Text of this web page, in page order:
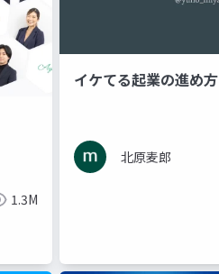
1.3M
イケてる起業の進め方
北原麦郎